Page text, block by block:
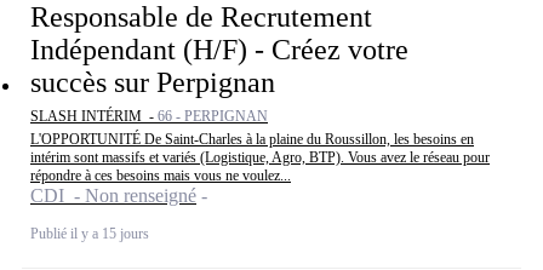
Responsable de Recrutement
Indépendant (H/F) - Créez votre
succès sur Perpignan
SLASH INTÉRIM - 66 - PERPIGNAN
L'OPPORTUNITÉ De Saint-Charles à la plaine du Roussillon, les besoins en
intérim sont massifs et variés (Logistique, Agro, BTP). Vous avez le réseau pour
répondre à ces besoins mais vous ne voulez...
CDI - Non renseigné
Publié il y a 15 jours